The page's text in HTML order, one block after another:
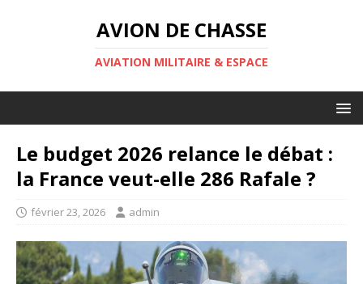
AVION DE CHASSE
AVIATION MILITAIRE & ESPACE
Le budget 2026 relance le débat :
la France veut-elle 286 Rafale ?
février 23, 2026 admin